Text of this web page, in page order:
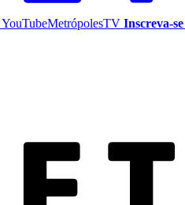
YouTubeMetrópolesTV Inscreva-se